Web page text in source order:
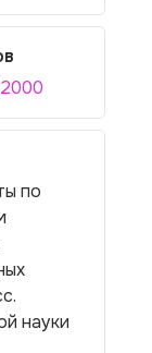
по
науки